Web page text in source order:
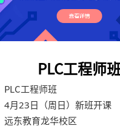
PLC工程师
PLC工程师班
4月23日 （周日）新班开课
远东教育龙华校区